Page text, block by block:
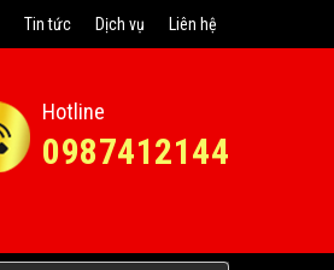
Tin tức Dịch vụ Liên hệ
Hotline
0987412144